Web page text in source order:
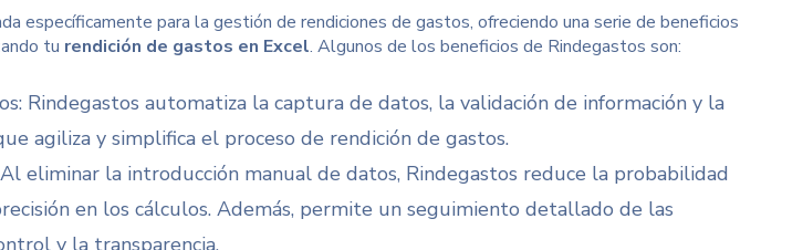
específicamente para la gestión de rendiciones de gastos, ofreciendo una serie de beneficios
tu rendición de gastos en Excel. Algunos de los beneficios de Rindegastos son:
Rindegastos automatiza la captura de datos, la validación de información y la
agiliza y simplifica el proceso de rendición de gastos.
eliminar la introducción manual de datos, Rindegastos reduce la probabilidad
en los cálculos. Además, permite un seguimiento detallado de las
y la transparencia.